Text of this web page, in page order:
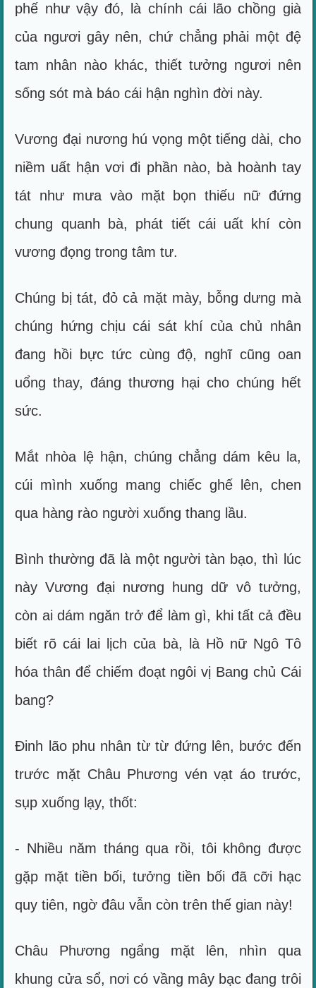
phế như vậy đó, là chính cái lão chồng già
của ngươi gây nên, chứ chẳng phải một đệ
tam nhân nào khác, thiết tưởng ngươi nên
sống sót mà báo cái hận nghìn đời này.
Vương đại nương hú vọng một tiếng dài, cho
niềm uất hận vơi đi phần nào, bà hoành tay
tát như mưa vào mặt bọn thiếu nữ đứng
chung quanh bà, phát tiết cái uất khí còn
vương đọng trong tâm tư.
Chúng bị tát, đỏ cả mặt mày, bỗng dưng mà
chúng hứng chịu cái sát khí của chủ nhân
đang hồi bực tức cùng độ, nghĩ cũng oan
uổng thay, đáng thương hại cho chúng hết
sức.
Mắt nhòa lệ hận, chúng chẳng dám kêu la,
cúi mình xuống mang chiếc ghế lên, chen
qua hàng rào người xuống thang lầu.
Bình thường đã là một người tàn bạo, thì lúc
này Vương đại nương hung dữ vô tưởng,
còn ai dám ngăn trở để làm gì, khi tất cả đều
biết rõ cái lai lịch của bà, là Hồ nữ Ngô Tô
hóa thân để chiếm đoạt ngôi vị Bang chủ Cái
bang?
Đinh lão phu nhân từ từ đứng lên, bước đến
trước mặt Châu Phương vén vạt áo trước,
sụp xuống lạy, thốt:
- Nhiều năm tháng qua rồi, tôi không được
gặp mặt tiền bối, tưởng tiền bối đã cỡi hạc
quy tiên, ngờ đâu vẫn còn trên thế gian này!
Châu Phương ngẩng mặt lên, nhìn qua
khung cửa sổ, nơi có vầng mây bạc đang trôi